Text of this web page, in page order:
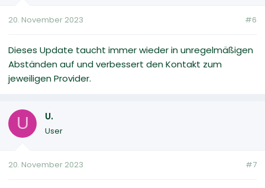
20. November 2023 #6
Dieses Update taucht immer wieder in unregelmäßigen
Abständen auf und verbessert den Kontakt zum
jeweiligen Provider.
U U.
User
20. November 2023 #7